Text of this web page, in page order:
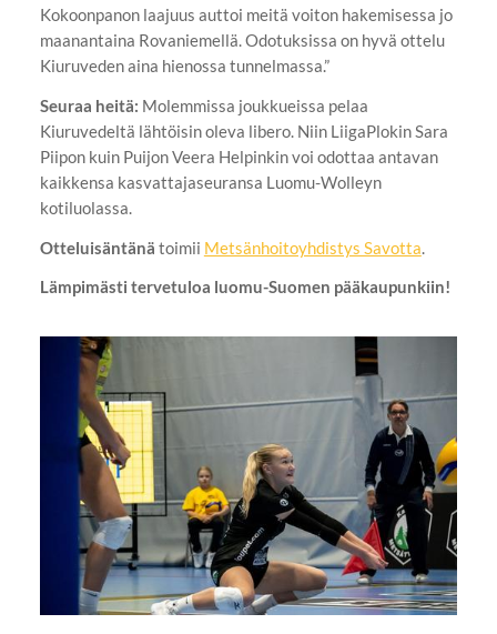
Kokoonpanon laajuus auttoi meitä voiton hakemisessa jo
maanantaina Rovaniemellä. Odotuksissa on hyvä ottelu
Kiuruveden aina hienossa tunnelmassa.”
Seuraa heitä: Molemmissa joukkueissa pelaa
Kiuruvedeltä lähtöisin oleva libero. Niin LiigaPlokin Sara
Piipon kuin Puijon Veera Helpinkin voi odottaa antavan
kaikkensa kasvattajaseuransa Luomu-Wolleyn
kotiluolassa.
Otteluisäntänä toimii Metsänhoitoyhdistys Savotta
Lämpimästi tervetuloa luomu-Suomen pääkaupunkiin!